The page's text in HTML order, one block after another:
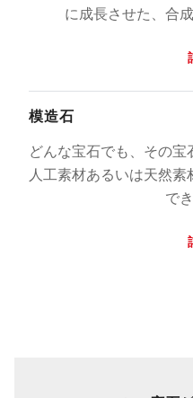
に成長させた、合
模造石
どんな宝石でも、その宝
人工素材あるいは天然
で